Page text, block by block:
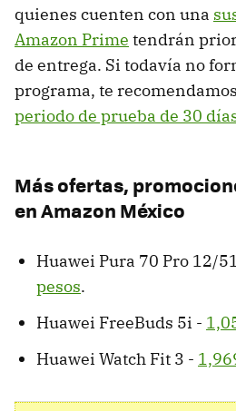
quienes cuenten con una
Amazon Prime tendrán
de entrega. Si todavía no
programa, te
periodo de prueba de 30
Más ofertas,
en Amazon México
Huawei Pura 70 Pro 12/
pesos.
Huawei FreeBuds 5i -
Huawei Watch Fit 3 -